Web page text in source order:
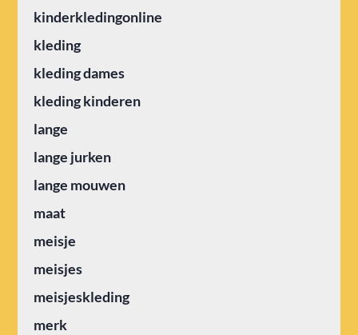
kinderkledingonline
kleding
kleding dames
kleding kinderen
lange
lange jurken
lange mouwen
maat
meisje
meisjes
meisjeskleding
merk